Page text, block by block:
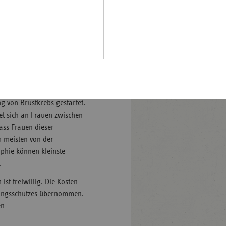
einer Heilung. Vor
Kassenärztlichen
von Brustkrebs gestartet.
sich an Frauen zwischen
Frauen dieser
meisten von der
können kleinste
ist freiwillig. Die Kosten
übernommen.